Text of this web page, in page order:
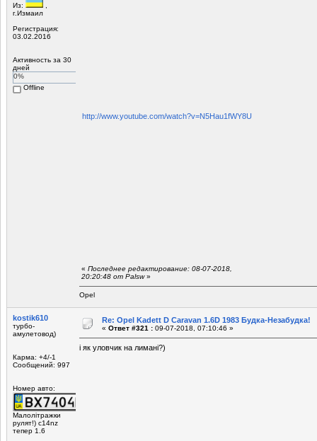
Из:
г.Измаил
Регистрация:
03.02.2016
Активность за 30
дней
0%
Offline
http://www.youtube.com/watch?v=N5Hau1fWY8U
« Последнее редактирование: 08-07-2018,
20:20:48 от Palsw»
Opel
kostik610
турбо-
амулетовод)
Карма: +4/-1
Сообщений: 997
Номер авто:
Малолітражки
рулят!) c14nz
тепер 1.6
Re: Opel Kadett D Caravan 1.6D 1983 Будка-Незабудка!
« Ответ #321 : 09-07-2018, 07:10:46 »
і як уловчик на лимані?)